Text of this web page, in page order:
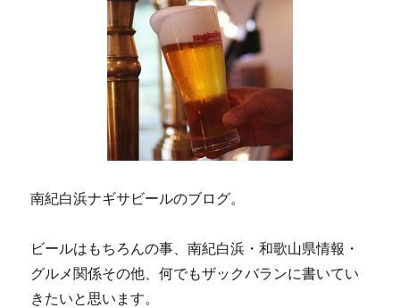
南紀白浜ナギサビールのブログ。
ビールはもちろんの事、南紀白浜・和歌山県情報・
グルメ関係その他、何でもザックバランに書いてい
きたいと思います。